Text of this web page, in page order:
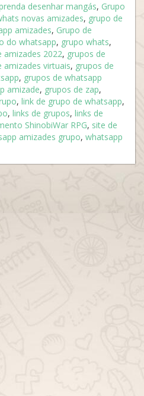
desenhar mangás, Grupo
novas amizades, grupo de
amizades, Grupo de
do whatsapp, grupo whats,
amizades 2022, grupos de
amizades virtuais, grupos de
, grupos de whatsapp
amizade, grupos de zap,
, link de grupo de whatsapp,
, links de grupos, links de
ShinobiWar RPG, site de
amizades grupo, whatsapp